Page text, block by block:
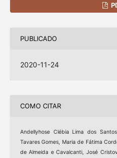
PUBLICADO
2020-11-24
COMO CITAR
Andellyhose Clébia Lima dos
Tavares Gomes, Maria de Fátima
de Almeida e Cavalcanti, José